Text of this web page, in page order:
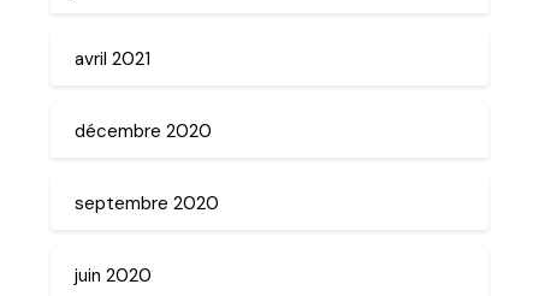
avril 2021
décembre 2020
septembre 2020
juin 2020